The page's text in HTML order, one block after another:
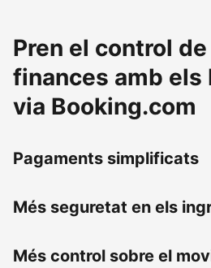
Pren el control
finances amb els
via Booking.com
Pagaments simplificats
Més seguretat en els
Més control sobre el